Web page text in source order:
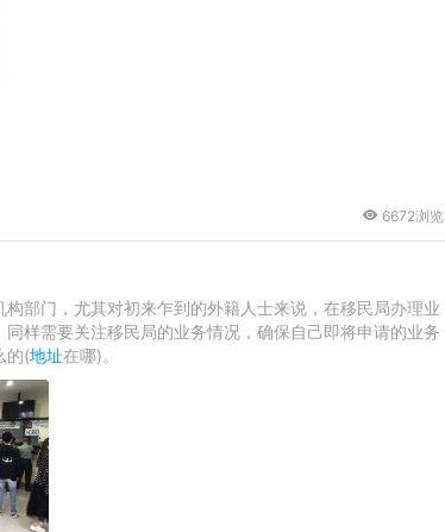
6672浏览
部门，尤其对初来乍到的外籍人士来说，在移民局办理业
样需要关注移民局的业务情况，确保自己即将申请的业务
的(地址在哪)。